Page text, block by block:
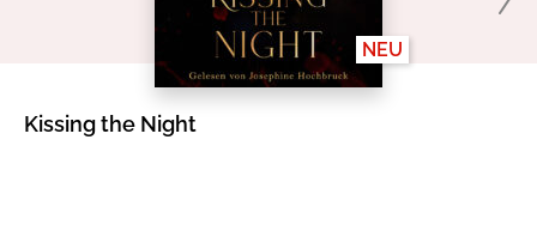
NEU
Kissing the Night